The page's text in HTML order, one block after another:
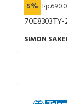
5%
SIMON